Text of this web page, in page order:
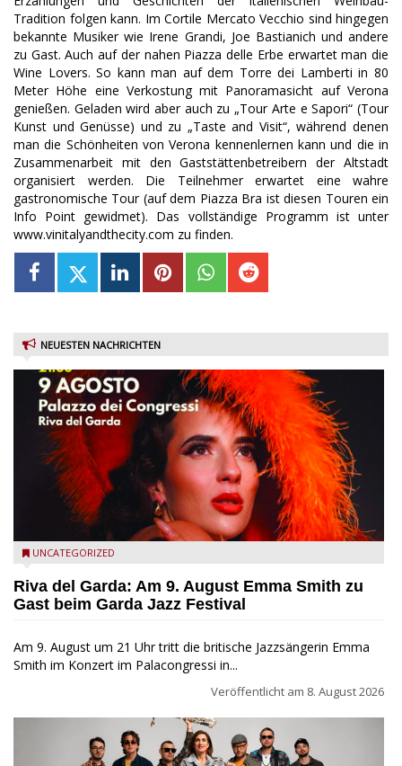
Tradition folgen kann. Im Cortile Mercato Vecchio sind hingegen
bekannte Musiker wie Irene Grandi, Joe Bastianich und andere
zu Gast. Auch auf der nahen Piazza delle Erbe erwartet man die
Wine Lovers. So kann man auf dem Torre dei Lamberti in 80
Meter Höhe eine Verkostung mit Panoramasicht auf Verona
genießen. Geladen wird aber auch zu „Tour Arte e Sapori“ (Tour
Kunst und Genüsse) und zu „Taste and Visit“, während denen
man die Schönheiten von Verona kennenlernen kann und die in
Zusammenarbeit mit den Gaststättenbetreibern der Altstadt
organisiert werden. Die Teilnehmer erwartet eine wahre
gastronomische Tour (auf dem Piazza Bra ist diesen Touren ein
Info Point gewidmet). Das vollständige Programm ist unter
www.vinitalyandthecity.com zu finden.
NEUESTEN NACHRICHTEN
Riva del Garda - Emma Smith zu Gast beim Garda Jazz
UNCATEGORIZED
Riva del Garda: Am 9. August Emma Smith zu
Gast beim Garda Jazz Festival
Am 9. August um 21 Uhr tritt die britische Jazzsängerin Emma
Smith im Konzert im Palacongressi in...
Veröffentlicht am 8. August 2026